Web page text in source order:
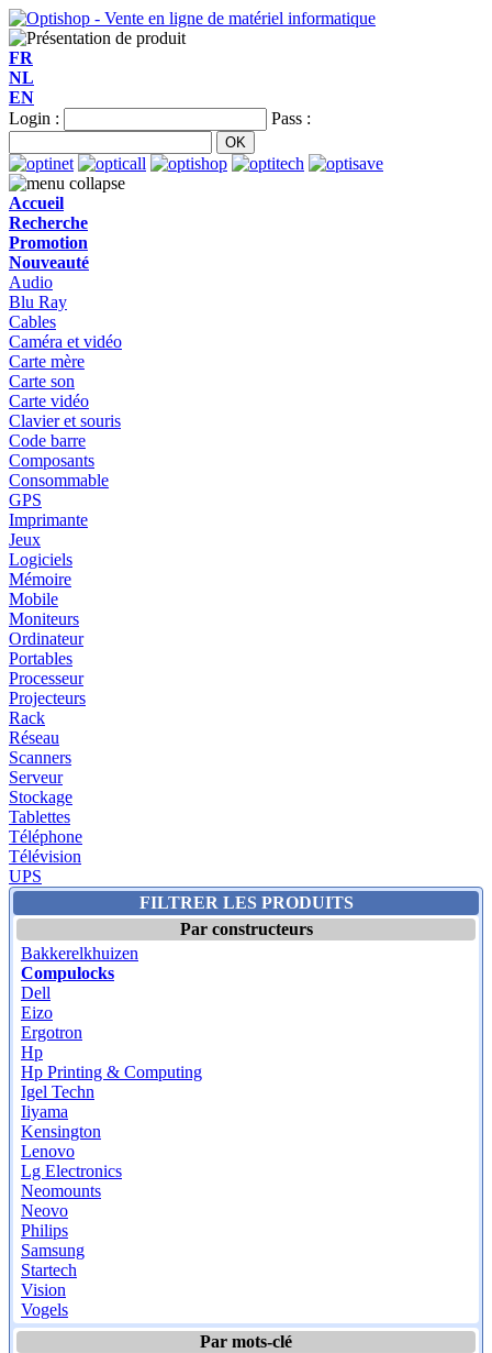
FR
NL
EN
Login :
Pass :
Accueil
Recherche
Promotion
Nouveauté
Audio
Blu Ray
Cables
Caméra et vidéo
Carte mère
Carte son
Carte vidéo
Clavier et souris
Code barre
Composants
Consommable
GPS
Imprimante
Jeux
Logiciels
Mémoire
Mobile
Moniteurs
Ordinateur
Portables
Processeur
Projecteurs
Rack
Réseau
Scanners
Serveur
Stockage
Tablettes
Téléphone
Télévision
UPS
FILTRER LES PRODUITS
Par constructeurs
Bakkerelkhuizen
Compulocks
Dell
Eizo
Ergotron
Hp
Hp Printing & Computing
Igel Techn
Iiyama
Kensington
Lenovo
Lg Electronics
Neomounts
Neovo
Philips
Samsung
Startech
Vision
Vogels
Par mots-clé